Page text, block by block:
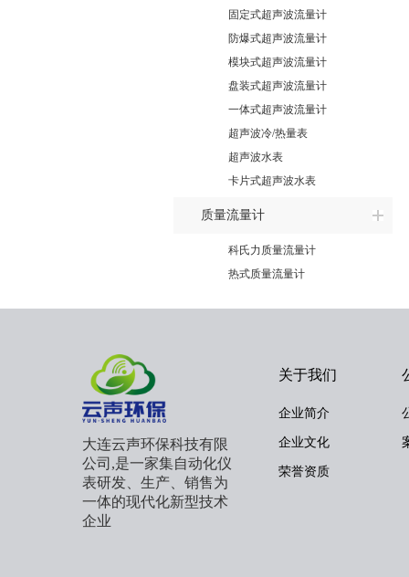
固定式超声波流量计
防爆式超声波流量计
模块式超声波流量计
盘装式超声波流量计
一体式超声波流量计
超声波冷/热量表
超声波水表
卡片式超声波水表
质量流量计
科氏力质量流量计
热式质量流量计
大连云声环保科技有限
公司,是一家集自动化仪
表研发、生产、销售为
一体的现代化新型技术
企业
关于我们
企业简介
企业文化
荣誉资质